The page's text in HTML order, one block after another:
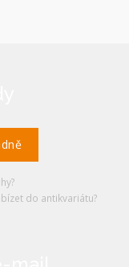
do antikvariátu?